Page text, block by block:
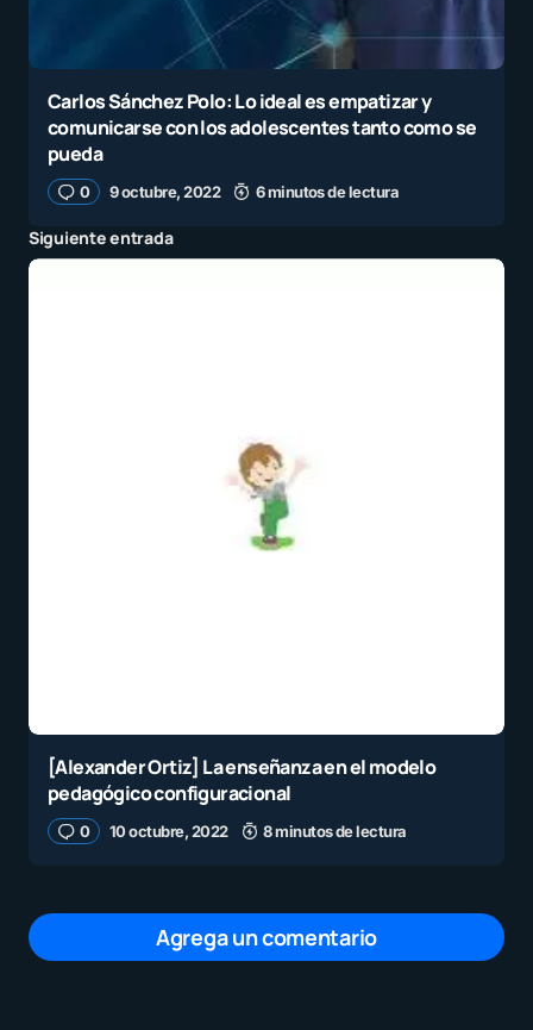
Carlos Sánchez Polo: Lo ideal es empatizar y
comunicarse con los adolescentes tanto como se
pueda
0 9 octubre, 2022 6 minutos de lectura
Siguiente entrada
[Alexander Ortiz] La enseñanza en el modelo
pedagógico configuracional
0 10 octubre, 2022 8 minutos de lectura
Agrega un comentario